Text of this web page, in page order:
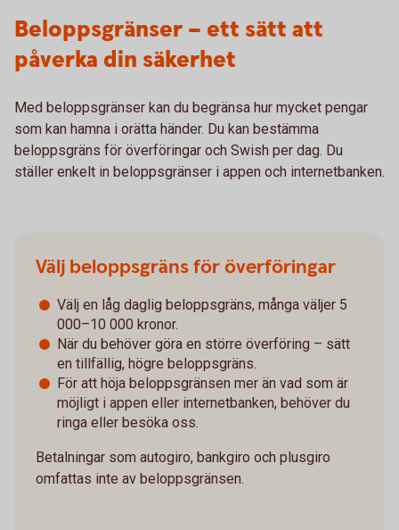
Beloppsgränser – ett sätt att
påverka din säkerhet
Med beloppsgränser kan du begränsa hur mycket pengar
som kan hamna i orätta händer. Du kan bestämma
beloppsgräns för överföringar och Swish per dag. Du
ställer enkelt in beloppsgränser i appen och internetbanken.
Välj beloppsgräns för överföringar
Välj en låg daglig beloppsgräns, många väljer 5
000–10 000 kronor.
När du behöver göra en större överföring – sätt
en tillfällig, högre beloppsgräns.
För att höja beloppsgränsen mer än vad som är
möjligt i appen eller internetbanken, behöver du
ringa eller besöka oss.
Betalningar som autogiro, bankgiro och plusgiro
omfattas inte av beloppsgränsen.